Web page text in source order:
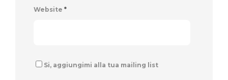
Website *
Si, aggiungimi alla tua mailing list